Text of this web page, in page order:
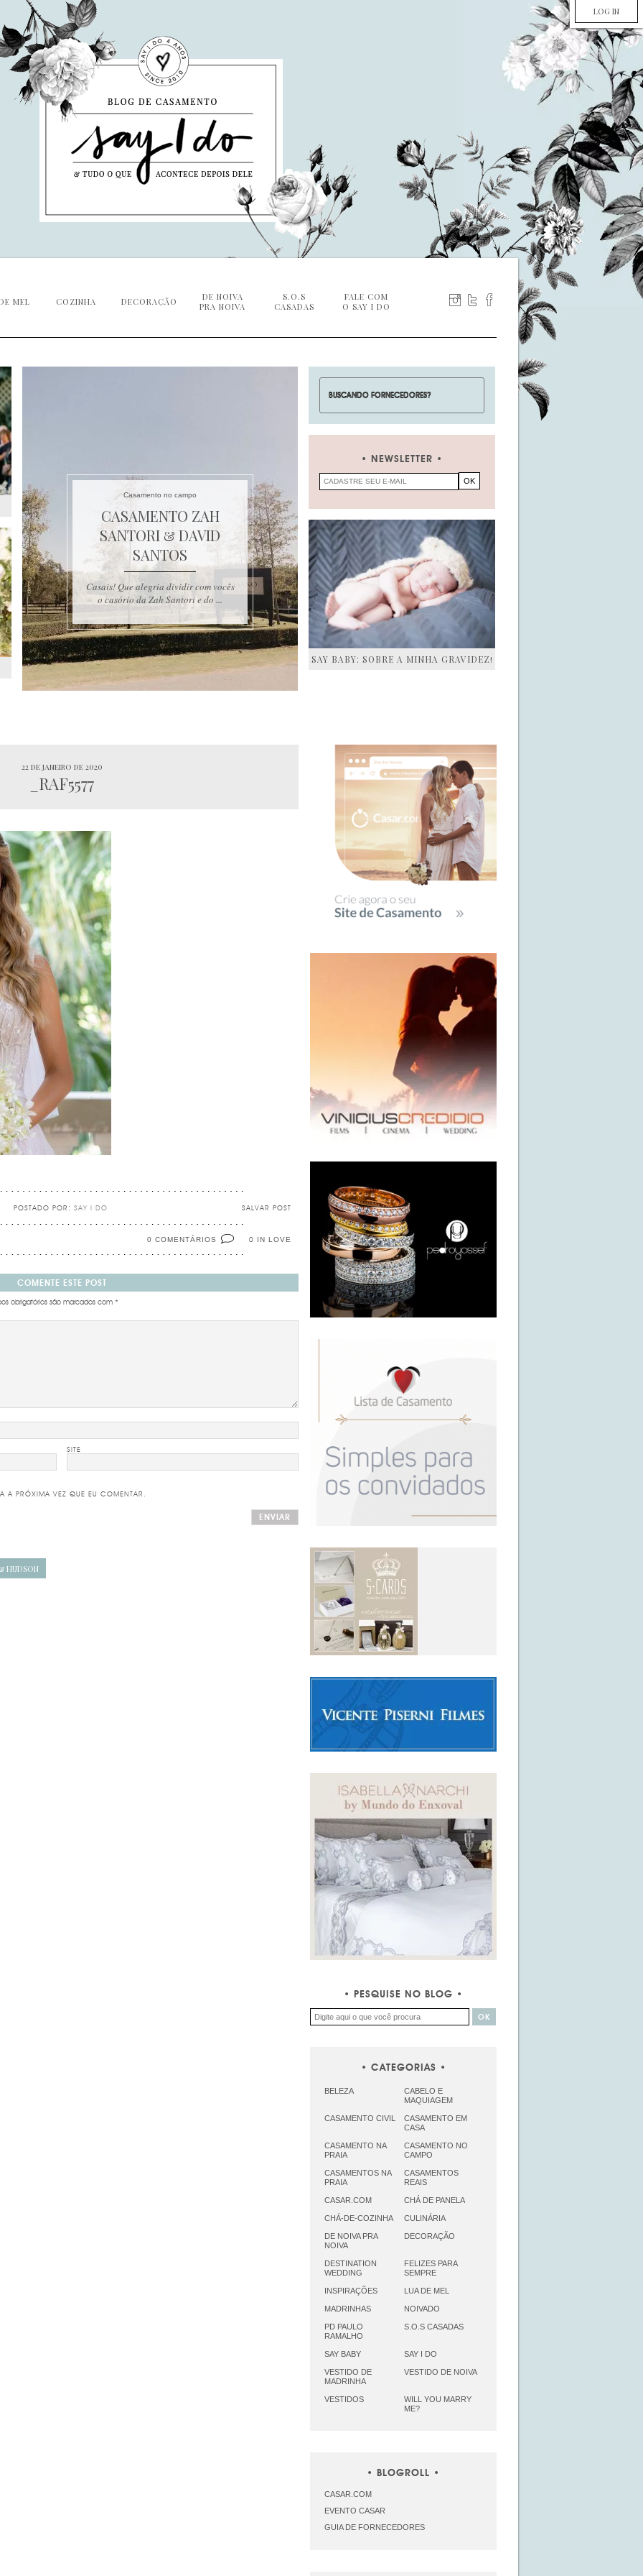
LOG IN
MEL COZINHA DECORAÇÃO
DE NOIVA
PRA NOIVA
S.O.S
CASADAS
FALE COM
O SAY I DO
Casamento no campo
CASAMENTO ZAH
SANTORI & DAVID
SANTOS
Casais! Que alegria dividir com vocês
o casório da Zah Santori e do ...
NEWSLETTER
SAY BABY: SOBRE A MINHA GRAVIDEZ!
22 de janeiro de 2020
_RAF5577
SALVAR POST
POSTADO POR: SAY I DO
0 IN LOVE
0 COMENTÁRIOS
COMENTE ESTE POST
obrigatórios são marcados com *
SITE
A PRÓXIMA VEZ QUE EU COMENTAR.
HUDSON
SIDEBAR
PESQUISE NO BLOG
CATEGORIAS
BELEZA
CABELO E
MAQUIAGEM
CASAMENTO CIVIL
CASAMENTO EM
CASA
CASAMENTO NA
PRAIA
CASAMENTO NO
CAMPO
CASAMENTOS NA
PRAIA
CASAMENTOS
REAIS
CASAR.COM CHÁ DE PANELA
CHÁ-DE-COZINHA CULINÁRIA
DE NOIVA PRA
NOIVA
DECORAÇÃO
DESTINATION
WEDDING
FELIZES PARA
SEMPRE
INSPIRAÇÕES LUA DE MEL
MADRINHAS NOIVADO
PD PAULO
RAMALHO
S.O.S CASADAS
SAY BABY SAY I DO
VESTIDO DE
MADRINHA
VESTIDO DE NOIVA
VESTIDOS
WILL YOU MARRY
ME?
BLOGROLL
CASAR.COM
EVENTO CASAR
GUIA DE FORNECEDORES